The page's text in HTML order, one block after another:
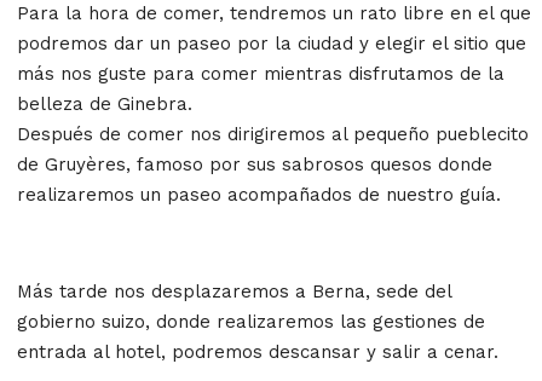
Para la hora de comer, tendremos un rato libre en el que
podremos dar un paseo por la ciudad y elegir el sitio que
más nos guste para comer mientras disfrutamos de la
belleza de Ginebra.
Después de comer nos dirigiremos al pequeño pueblecito
de Gruyères, famoso por sus sabrosos quesos donde
realizaremos un paseo acompañados de nuestro guía.
Más tarde nos desplazaremos a Berna, sede del
gobierno suizo, donde realizaremos las gestiones de
entrada al hotel, podremos descansar y salir a cenar.